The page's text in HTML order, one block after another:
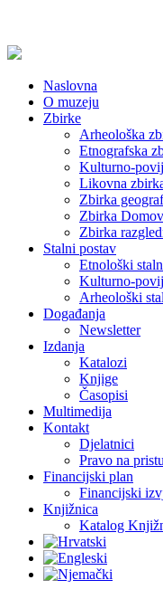
Naslovna
O muzeju
Zbirke
Arheološka
Etnografska
Kulturno-
Likovna
Zbirka
Zbirka
Zbirka
Stalni postav
Etnološki
Kulturno-
Arheološki
Događanja
Newsletter
Izdanja
Katalozi
Knjige
Časopisi
Multimedija
Kontakt
Djelatnici
Pravo na
Financijski plan
Financijski
Knjižnica
Katalog